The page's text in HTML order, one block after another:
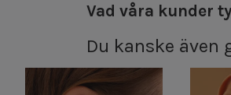
Vad våra kunder
Du kanske även